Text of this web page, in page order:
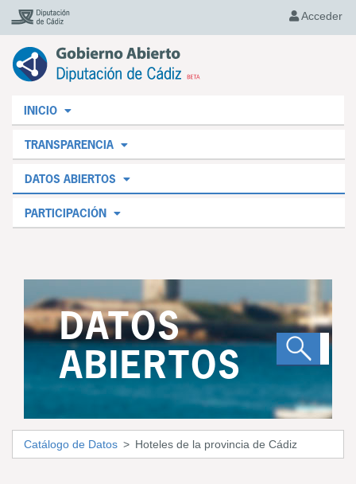
Acceder
INICIO
TRANSPARENCIA
DATOS ABIERTOS
PARTICIPACIÓN
DATOS
ABIERTOS
Catálogo de Datos Hoteles de la provincia de Cádiz